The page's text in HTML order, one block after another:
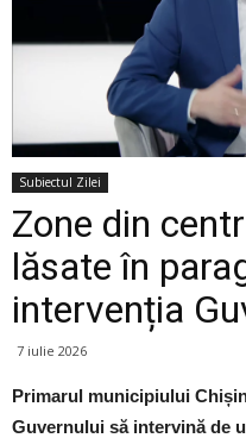
Subiectul Zilei
Zone din
lăsate în
intervenția
7 iulie 2026
Primarul municipiului
Guvernului să intervină de